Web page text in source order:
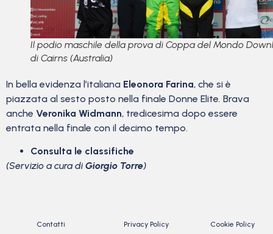
Il podio maschile della prova di Coppa del Mondo
di Cairns (Australia)
In bella evidenza l’italiana Eleonora Farina, che si è
piazzata al sesto posto nella finale Donne Elite. Brava
anche Veronika Widmann, tredicesima dopo essere
entrata nella finale con il decimo tempo.
Consulta le classifiche
(Servizio a cura di Giorgio Torre)
Contatti Privacy Policy Cookie Policy